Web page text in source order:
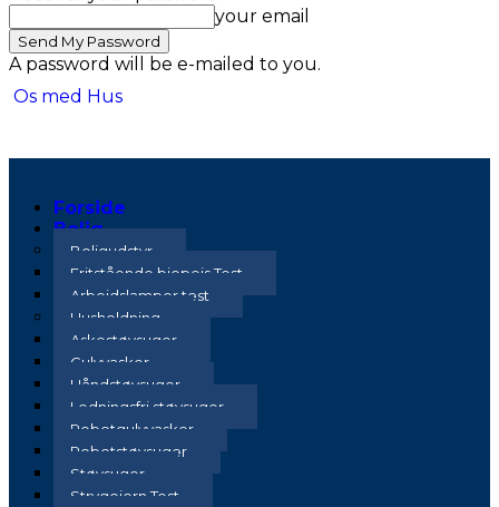
your email
A password will be e-mailed to you.
Os med Hus
Forside
Bolig
Boligudstyr
Fritstående biopejs Test
Arbejdslamper test
Husholdning
Askestøvsuger
Gulvvasker
Håndstøvsuger
Ledningsfri støvsuger
Robotgulvvasker
Robotstøvsuger
Støvsuger
Strygejern Test